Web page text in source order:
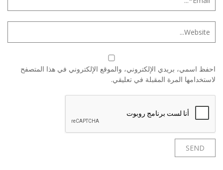
احفظ اسمي، بريدي الإلكتروني، والموقع الإلكتروني في هذا المتصفح
لاستخدامها المرة المقبلة في تعليقي.